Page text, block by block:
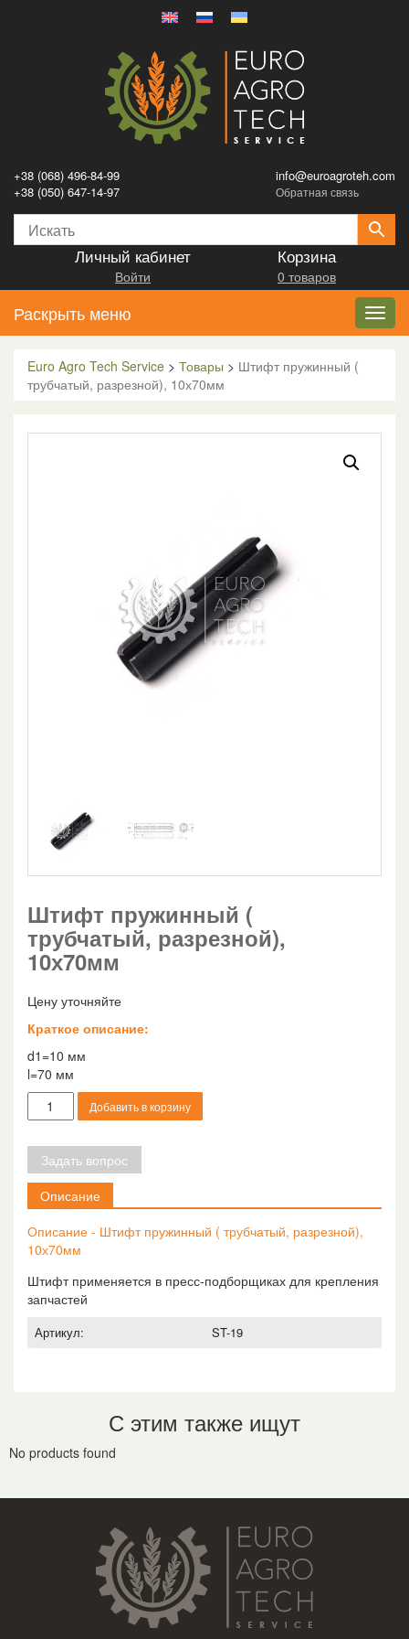
+38 (068) 496-84-99
+38 (050) 647-14-97
info@euroagroteh.com
Обратная связь
Личный кабинет
Войти
Корзина
0 товаров
Раскрыть меню
Euro Agro Tech Service > Товары > Штифт пружинный (
трубчатый, разрезной), 10х70мм
Штифт пружинный (
трубчатый, разрезной),
10х70мм
Цену уточняйте
Краткое описание:
d1=10 мм
l=70 мм
Количество
товара
пружинный
(
трубчатый,
разрезной),
10х70мм
Добавить в корзину
Задать вопрос
Описание
Описание - Штифт пружинный ( трубчатый, разрезной),
10х70мм
Штифт применяется в пресс-подборщиках для крепления
запчастей
Артикул: ST-19
С этим также ищут
No products found